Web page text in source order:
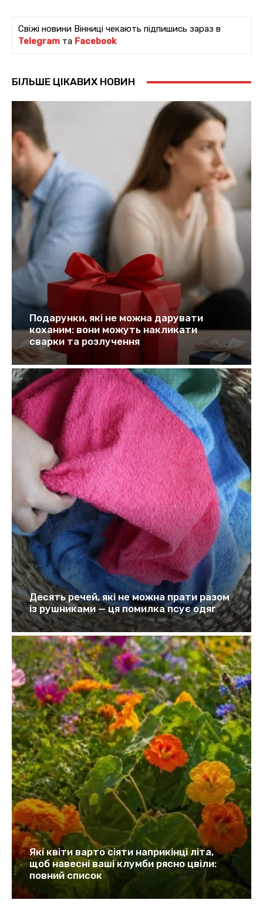
Свіжі новини Вінниці чекають підпишись зараз в
Telegram та Facebook
БІЛЬШЕ ЦІКАВИХ НОВИН
Подарунки, які не можна дарувати
коханим: вони можуть накликати
сварки та розлучення
Десять речей, які не можна прати разом
із рушниками — ця помилка псує одяг
Які квіти варто сіяти наприкінці літа,
щоб навесні ваші клумби рясно цвіли:
повний список